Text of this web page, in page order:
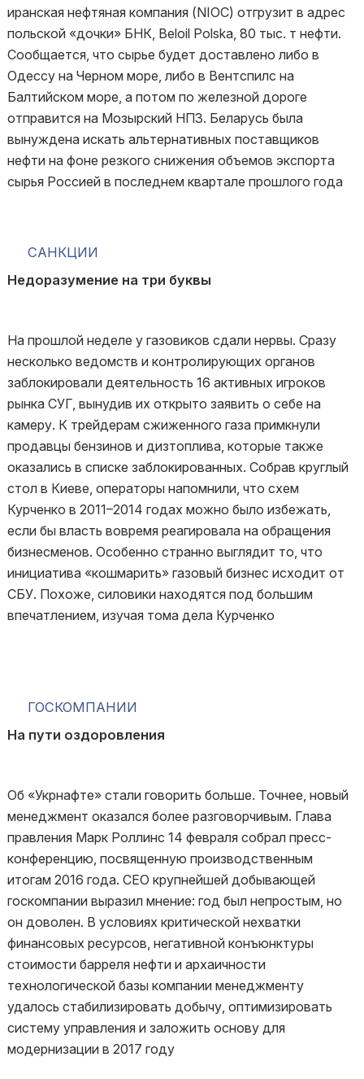
иранская нефтяная компания (NIOC) отгрузит в адрес
польской «дочки» БНК, Beloil Polska, 80 тыс. т нефти.
Сообщается, что сырье будет доставлено либо в
Одессу на Черном море, либо в Вентспилс на
Балтийском море, а потом по железной дороге
отправится на Мозырский НПЗ. Беларусь была
вынуждена искать альтернативных поставщиков
нефти на фоне резкого снижения объемов экспорта
сырья Россией в последнем квартале прошлого года
САНКЦИИ
Недоразумение на три буквы
На прошлой неделе у газовиков сдали нервы. Сразу
несколько ведомств и контролирующих органов
заблокировали деятельность 16 активных игроков
рынка СУГ, вынудив их открыто заявить о себе на
камеру. К трейдерам сжиженного газа примкнули
продавцы бензинов и дизтоплива, которые также
оказались в списке заблокированных. Собрав круглый
стол в Киеве, операторы напомнили, что схем
Курченко в 2011–2014 годах можно было избежать,
если бы власть вовремя реагировала на обращения
бизнесменов. Особенно странно выглядит то, что
инициатива «кошмарить» газовый бизнес исходит от
СБУ. Похоже, силовики находятся под большим
впечатлением, изучая тома дела Курченко
ГОСКОМПАНИИ
На пути оздоровления
Об «Укрнафте» стали говорить больше. Точнее, новый
менеджмент оказался более разговорчивым. Глава
правления Марк Роллинс 14 февраля собрал пресс-
конференцию, посвященную производственным
итогам 2016 года. CEO крупнейшей добывающей
госкомпании выразил мнение: год был непростым, но
он доволен. В условиях критической нехватки
финансовых ресурсов, негативной конъюнктуры
стоимости барреля нефти и архаичности
технологической базы компании менеджменту
удалось стабилизировать добычу, оптимизировать
систему управления и заложить основу для
модернизации в 2017 году